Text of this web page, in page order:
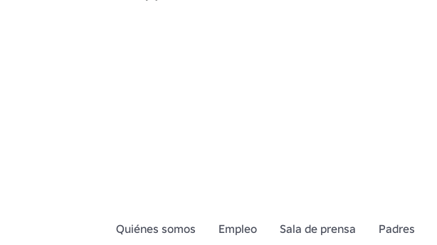
Quiénes somos Empleo Sala de prensa Padres